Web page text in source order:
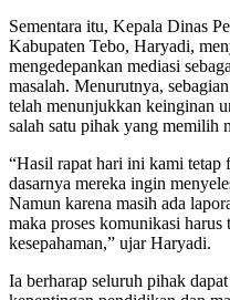
Sementara itu, Kepala Dinas
Kabupaten Tebo, Haryadi,
mengedepankan mediasi
masalah. Menurutnya,
telah menunjukkan keinginan
salah satu pihak yang memilih
“Hasil rapat hari ini kami tetap
dasarnya mereka ingin
Namun karena masih ada
maka proses komunikasi harus
kesepahaman,” ujar Haryadi.
Ia berharap seluruh pihak